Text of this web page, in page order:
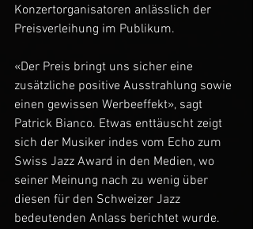
Konzertorganisatoren anlässlich der
Preisverleihung im Publikum.
«Der Preis bringt uns sicher eine
zusätzliche positive Ausstrahlung sowie
einen gewissen Werbeeffekt», sagt
Patrick Bianco. Etwas enttäuscht zeigt
sich der Musiker indes vom Echo zum
Swiss Jazz Award in den Medien, wo
seiner Meinung nach zu wenig über
diesen für den Schweizer Jazz
bedeutenden Anlass berichtet wurde.